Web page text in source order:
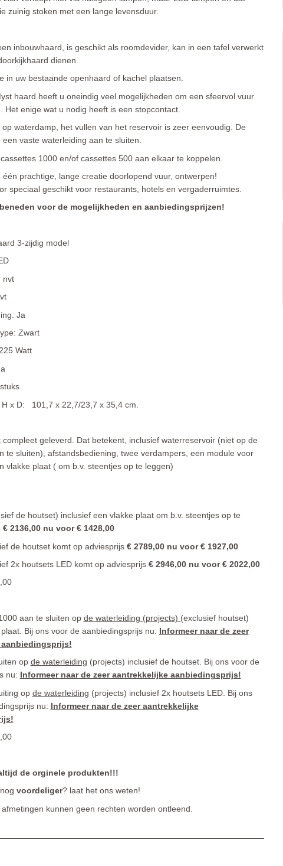
zuinig stoken met een lange levensduur.
inbouwhaard, is geschikt als roomdevider, kan in een tafel verwerkt
dienen.
in uw bestaande openhaard of kachel plaatsen.
haard heeft u oneindig veel mogelijkheden om een sfeervol vuur
Het enige wat u nodig heeft is een stopcontact.
waterdamp, het vullen van het reservoir is zeer eenvoudig. De
vaste waterleiding aan te sluiten.
1000 en/of cassettes 500 aan elkaar te koppelen.
één prachtige, lange creatie doorlopend vuur, ontwerpen!
speciaal geschikt voor restaurants, hotels en vergaderruimtes.
voor de mogelijkheden en aanbiedingsprijzen!
3-zijdig model
nvt
Ja
Zwart
Watt
x D: 101,7 x 22,7/23,7 x 35,4 cm.
compleet geleverd. Dat betekent, inclusief waterreservoir (niet op de
te sluiten), afstandsbediening, twee verdampers, een module voor
vlakke plaat ( om b.v. steentjes op te leggen)
de houtset) inclusief een vlakke plaat om b.v. steentjes op te
€ 2136,00 nu voor € 1428,00
de houtset komt op adviesprijs € 2789,00 nu voor € 1927,00
2x houtsets LED komt op adviesprijs € 2946,00 nu voor € 2022,00
aan te sluiten op de waterleiding (projects) (exclusief houtset)
Bij ons voor de aanbiedingsprijs nu: Informeer naar de zeer
op de waterleiding (projects) inclusief de houtset. Bij ons voor de
nu: Informeer naar de zeer aantrekkelijke aanbiedingsprijs!
op de waterleiding (projects) inclusief 2x houtsets LED. Bij ons
nu: Informeer naar de zeer aantrekkelijke
de orginele produkten!!!
voordeliger? laat het ons weten!
kunnen geen rechten worden ontleend.